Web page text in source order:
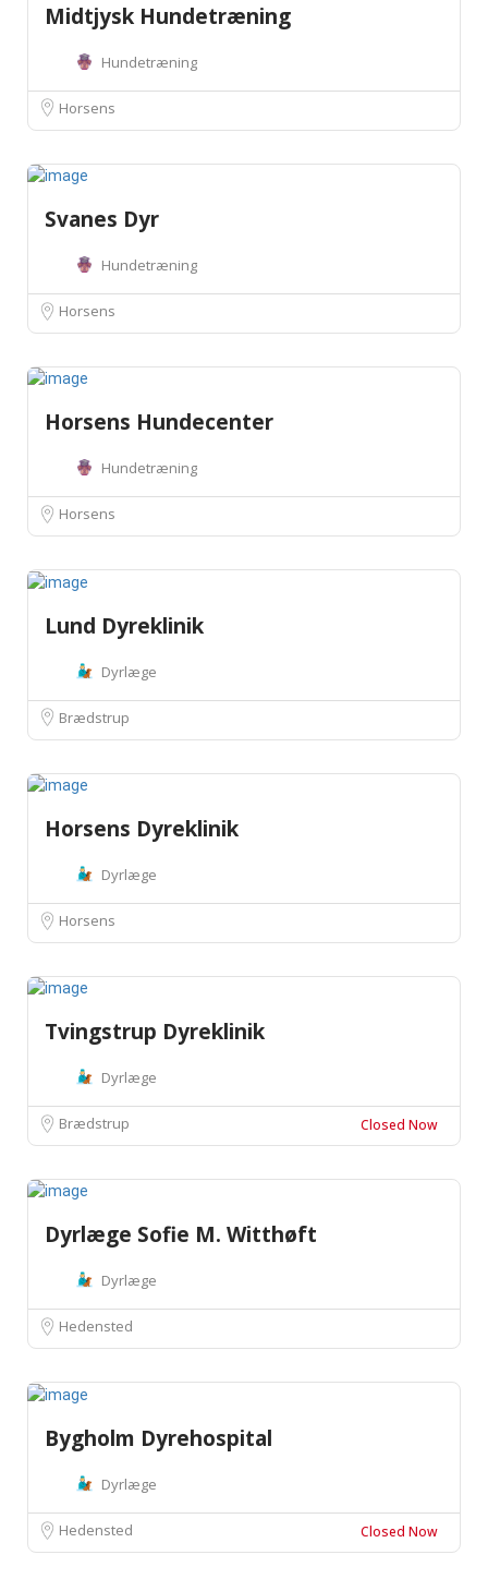
Midtjysk Hundetræning
Hundetræning
Horsens
Svanes Dyr
Hundetræning
Horsens
Horsens Hundecenter
Hundetræning
Horsens
Lund Dyreklinik
Dyrlæge
Brædstrup
Horsens Dyreklinik
Dyrlæge
Horsens
Tvingstrup Dyreklinik
Dyrlæge
Brædstrup Closed Now
Dyrlæge Sofie M. Witthøft
Dyrlæge
Hedensted
Bygholm Dyrehospital
Dyrlæge
Hedensted Closed Now